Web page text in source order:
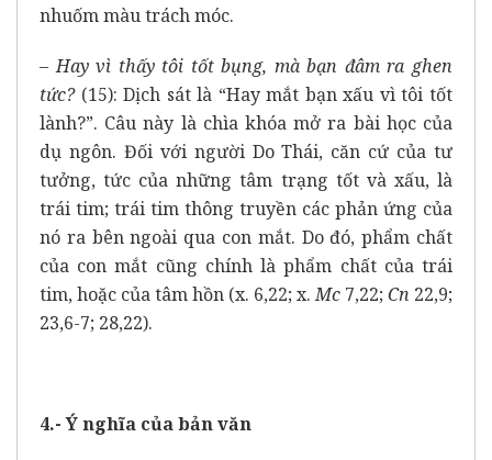
nhuốm màu trách móc.
– Hay vì thấy tôi tốt bụng, mà bạn đâm ra ghen
tức? (15): Dịch sát là “Hay mắt bạn xấu vì tôi tốt
lành?”. Câu này là chìa khóa mở ra bài học của
dụ ngôn. Đối với người Do Thái, căn cứ của tư
tưởng, tức của những tâm trạng tốt và xấu, là
trái tim; trái tim thông truyền các phản ứng của
nó ra bên ngoài qua con mắt. Do đó, phẩm chất
của con mắt cũng chính là phẩm chất của trái
tim, hoặc của tâm hồn (x. 6,22; x.Mc 7,22; Cn 22,9;
23,6-7; 28,22).
4.- Ý nghĩa của bản văn